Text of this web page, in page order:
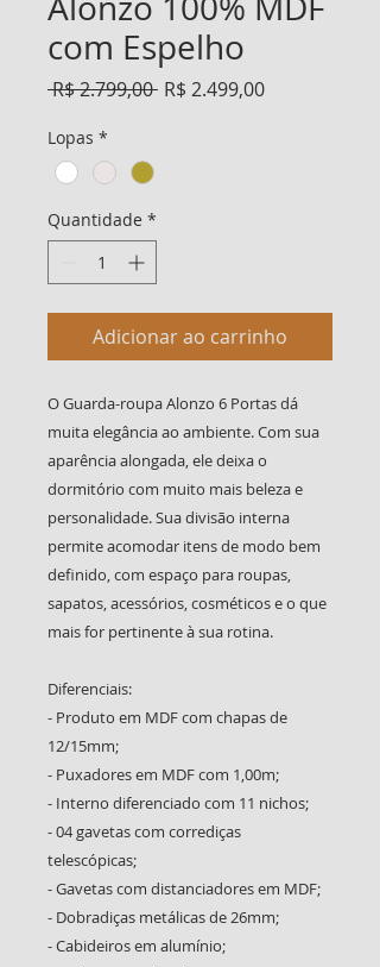
com Espelho
R$ 2.799,00 Preço
R$ 2.499,00Preço
Lopas *
Quantidade *
Adicionar ao carrinho
O Guarda-roupa Alonzo 6 Portas dá
muita elegância ao ambiente. Com sua
aparência alongada, ele deixa o
dormitório com muito mais beleza e
personalidade. Sua divisão interna
permite acomodar itens de modo bem
definido, com espaço para roupas,
sapatos, acessórios, cosméticos e o que
mais for pertinente à sua rotina.
Diferenciais:
- Produto em MDF com chapas de
12/15mm;
- Puxadores em MDF com 1,00m;
- Interno diferenciado com 11 nichos;
- 04 gavetas com corrediças
telescópicas;
- Gavetas com distanciadores em MDF;
- Dobradiças metálicas de 26mm;
- Cabideiros em alumínio;